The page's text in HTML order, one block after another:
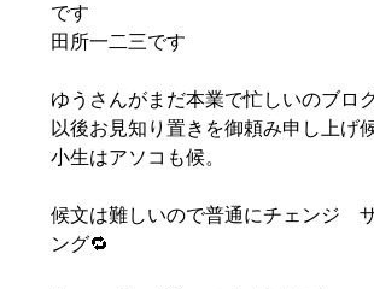
です
田所一二三です
ゆうさんがまだ本業で忙しいのブロ
以後お見知り置きを御頼み申し上げ候
小生はアソコも候。
候文は難しいので普通にチェンジ
ング🔁